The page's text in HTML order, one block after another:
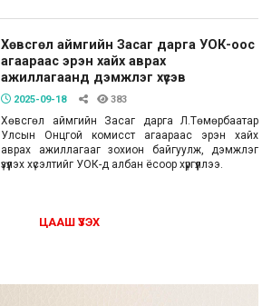
Хөвсгөл аймгийн Засаг дарга УОК-оос
агаараас эрэн хайх аврах
ажиллагаанд дэмжлэг хүсэв
2025-09-18 383
Хөвсгөл аймгийн Засаг дарга Л.Төмөрбаатар
Улсын Онцгой комисст агаараас эрэн хайх
аврах ажиллагааг зохион байгуулж, дэмжлэг
үзүүлэх хүсэлтийг УОК-д албан ёсоор хүргүүллээ.
ЦААШ ҮЗЭХ